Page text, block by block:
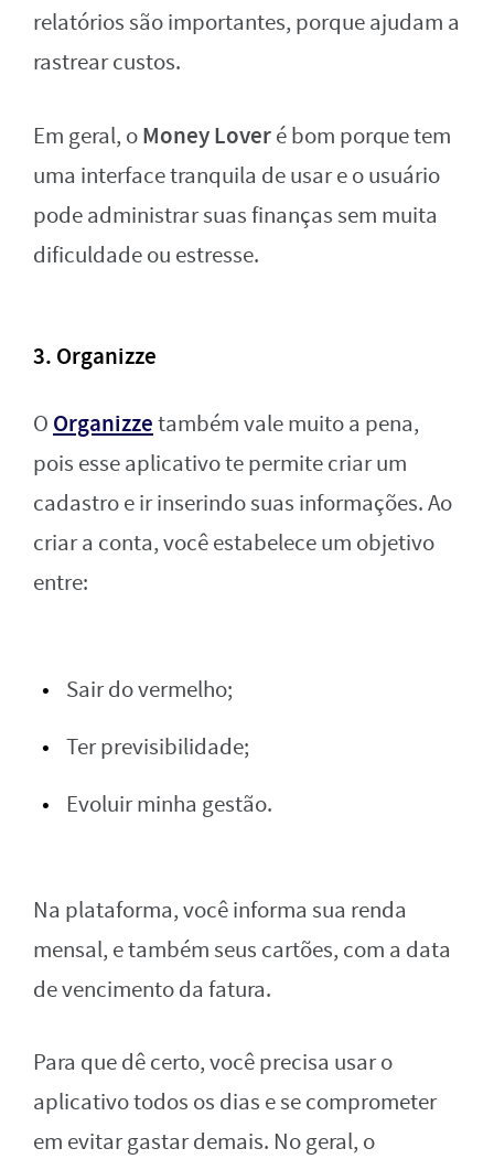
relatórios são importantes, porque ajudam a
rastrear custos.
Em geral, oMoney Loveré bom porque tem
uma interface tranquila de usar e o usuário
pode administrar suas finanças sem muita
dificuldade ou estresse.
3. Organizze
O Organizzetambém vale muito a pena,
pois esse aplicativo te permite criar um
cadastro e ir inserindo suas informações. Ao
criar a conta, você estabelece um objetivo
entre:
Sair do vermelho;
Ter previsibilidade;
Evoluir minha gestão.
Na plataforma, você informa sua renda
mensal, e também seus cartões, com a data
de vencimento da fatura.
Para que dê certo, você precisa usar o
aplicativo todos os dias e se comprometer
em evitar gastar demais. No geral, o